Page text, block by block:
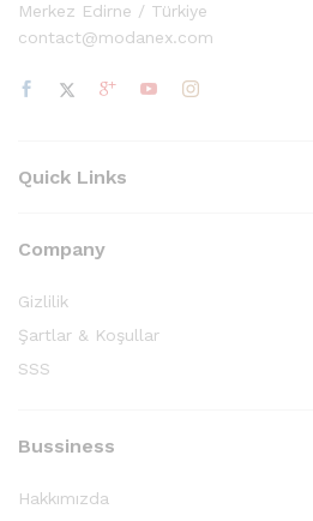
Merkez Edirne / Türkiye
contact@modanex.com
Quick Links
Company
Gizlilik
Şartlar & Koşullar
SSS
Bussiness
Hakkımızda